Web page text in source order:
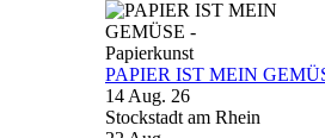
PAPIER IST MEIN
14 Aug. 26
Stockstadt am Rhein